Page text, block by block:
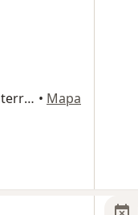
Miguel Hidalgo y Costilla 2277, Monterrey • Mapa